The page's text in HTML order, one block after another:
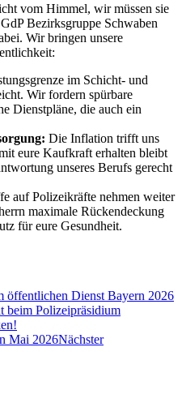
vom Himmel, wir müssen sie
Bezirksgruppe Schwaben
Wir bringen unsere
im Schicht- und
Wir fordern spürbare
Dienstpläne, die auch ein
Die Inflation trifft uns
eure Kaufkraft erhalten bleibt
unseres Berufs gerecht
auf Polizeikräfte nehmen weiter
maximale Rückendeckung
für eure Gesundheit.
öffentlichen Dienst Bayern 2026
beim Polizeipräsidium
Mai 2026Nächster